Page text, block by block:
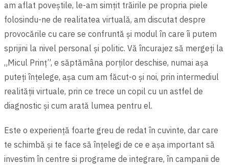
am aflat poveștile, le-am simțit trăirile pe propria piele
folosindu-ne de realitatea virtuală, am discutat despre
provocările cu care se confruntă și modul în care îi putem
sprijini la nivel personal și politic. Vă încurajez să mergeți la
„Micul Prinț”, e săptămâna porților deschise, numai aşa
puteți înțelege, aşa cum am făcut-o şi noi, prin intermediul
realității virtuale, prin ce trece un copil cu un astfel de
diagnostic şi cum arată lumea pentru el.
Este o experiență foarte greu de redat în cuvinte, dar care
te schimbă și te face să înțelegi de ce e așa important să
investim în centre si programe de integrare, în campanii de